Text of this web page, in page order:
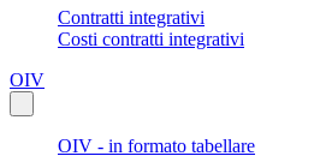
Contratti integrativi
Costi contratti integrativi
OIV
OIV - in formato tabellare